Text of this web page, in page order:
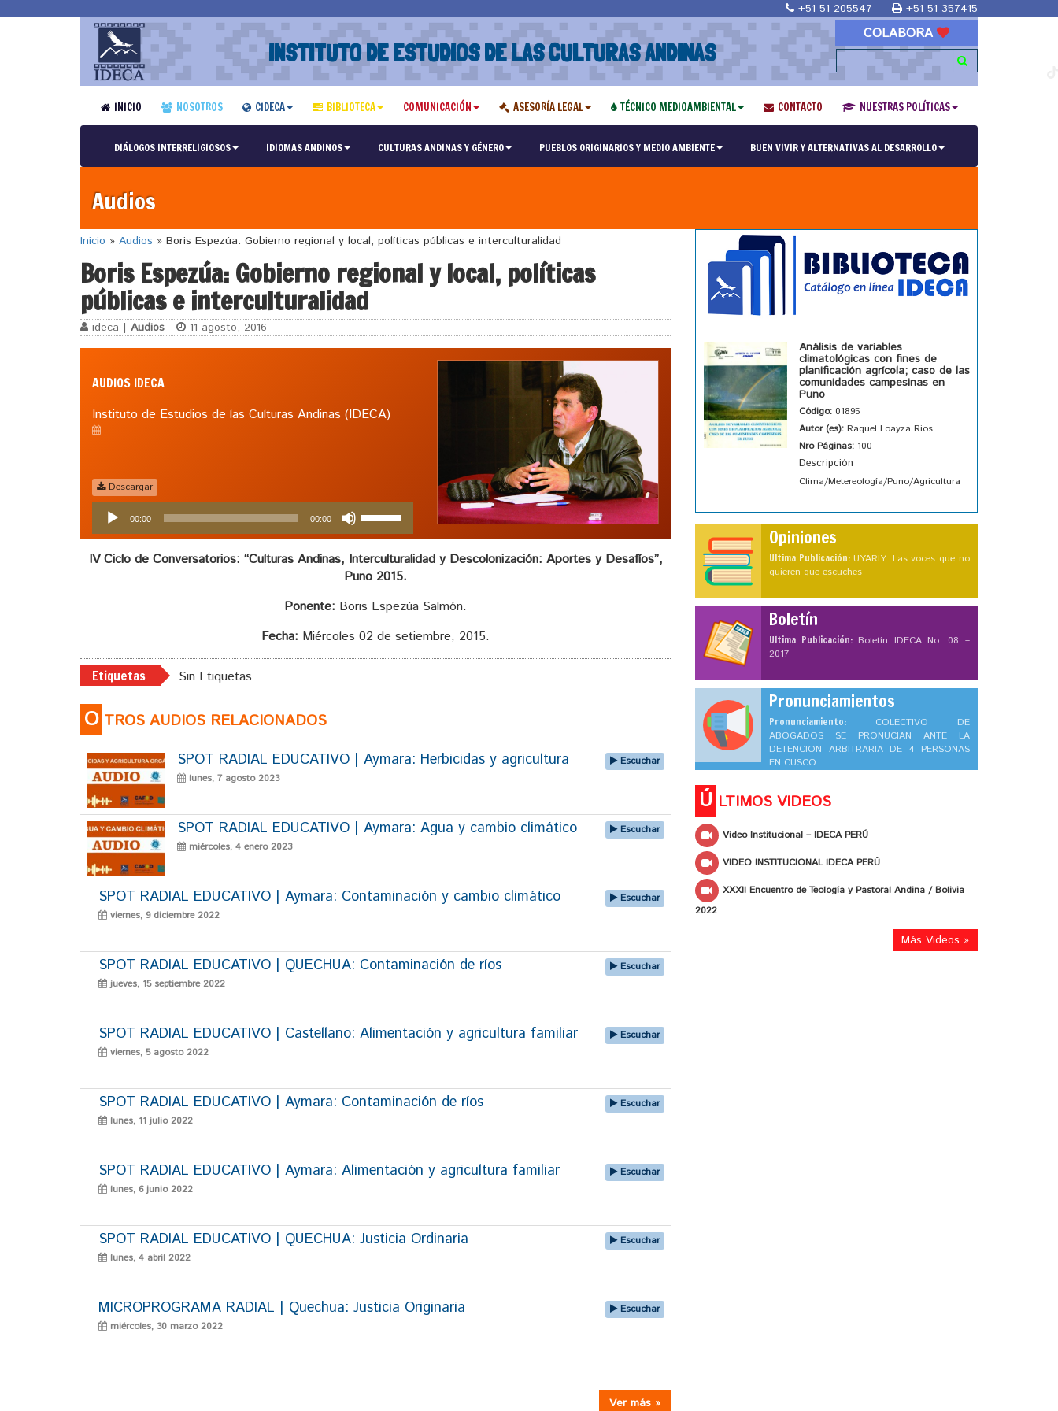
+51 51 205547 +51 51 357415
INSTITUTO DE ESTUDIOS DE LAS CULTURAS ANDINAS
COLABORA
INICIO NOSOTROS CIDECA BIBLIOTECA COMUNICACIÓN ASESORÍA LEGAL TÉCNICO MEDIOAMBIENTAL CONTACTO NUESTRAS POLÍTICAS
DIÁLOGOS INTERRELIGIOSOS IDIOMAS ANDINOS CULTURAS ANDINAS Y GÉNERO PUEBLOS ORIGINARIOS Y MEDIO AMBIENTE BUEN VIVIR Y ALTERNATIVAS AL DESARROLLO
Audios
Inicio » Audios » Boris Espezúa: Gobierno regional y local, políticas públicas e interculturalidad
Boris Espezúa: Gobierno regional y local, políticas
públicas e interculturalidad
ideca | Audios - 11 agosto, 2016
AUDIOS IDECA
Instituto de Estudios de las Culturas Andinas (IDECA)
Descargar
de
audio
00:00 00:00
de
flecha
para
aumentar
IV Ciclo de Conversatorios: “Culturas Andinas, Interculturalidad y Descolonización: Aportes y Desafíos”,
Puno 2015.
Ponente: Boris Espezúa Salmón.
Fecha: Miércoles 02 de setiembre, 2015.
Etiquetas Sin Etiquetas
O TROS AUDIOS RELACIONADOS
SPOT RADIAL EDUCATIVO | Aymara: Herbicidas y agricultura
lunes, 7 agosto 2023
Escuchar
SPOT RADIAL EDUCATIVO | Aymara: Agua y cambio climático
miércoles, 4 enero 2023
Escuchar
SPOT RADIAL EDUCATIVO | Aymara: Contaminación y cambio climático
viernes, 9 diciembre 2022
Escuchar
SPOT RADIAL EDUCATIVO | QUECHUA: Contaminación de ríos
jueves, 15 septiembre 2022
Escuchar
SPOT RADIAL EDUCATIVO | Castellano: Alimentación y agricultura familiar
viernes, 5 agosto 2022
Escuchar
SPOT RADIAL EDUCATIVO | Aymara: Contaminación de ríos
lunes, 11 julio 2022
Escuchar
SPOT RADIAL EDUCATIVO | Aymara: Alimentación y agricultura familiar
lunes, 6 junio 2022
Escuchar
SPOT RADIAL EDUCATIVO | QUECHUA: Justicia Ordinaria
lunes, 4 abril 2022
Escuchar
MICROPROGRAMA RADIAL | Quechua: Justicia Originaria
miércoles, 30 marzo 2022
Escuchar
Ver más »
Análisis de variables
climatológicas con fines de
planificación agrícola; caso de las
comunidades campesinas en
Puno
Código: 01895
Autor (es): Raquel Loayza Rios
Nro Páginas: 100
Descripción
Clima/Metereología/Puno/Agricultura
Opiniones
Ultima Publicación: UYARIY: Las voces que no
quieren que escuches
Boletín
Ultima Publicación: Boletín IDECA No. 08 –
2017
Pronunciamientos
Pronunciamiento: COLECTIVO DE
ABOGADOS SE PRONUCIAN ANTE LA
DETENCION ARBITRARIA DE 4 PERSONAS
EN CUSCO
Ú LTIMOS VIDEOS
Video Institucional – IDECA PERÚ
VIDEO INSTITUCIONAL IDECA PERÚ
XXXII Encuentro de Teología y Pastoral Andina / Bolivia
2022
Más Videos »